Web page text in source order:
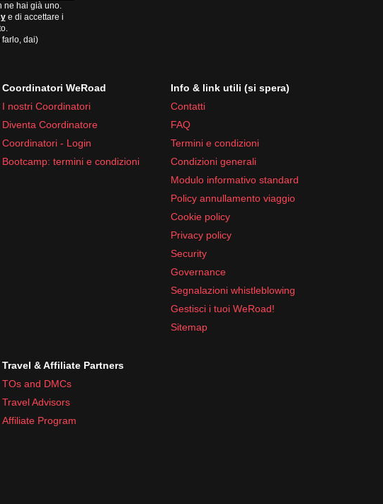
ne hai già uno.
e di accettare i
dai)
Coordinatori WeRoad
I nostri Coordinatori
Diventa Coordinatore
Coordinatori - Login
Bootcamp: termini e condizioni
Info & link utili (si spera)
Contatti
FAQ
Termini e condizioni
Condizioni generali
Modulo informativo standard
Policy annullamento viaggio
Cookie policy
Privacy policy
Security
Governance
Segnalazioni whistleblowing
Gestisci i tuoi WeRoad!
Sitemap
Travel & Affiliate Partners
TOs and DMCs
Travel Advisors
Affiliate Program